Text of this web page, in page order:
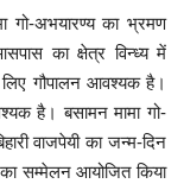
गो-अभयारण्य का भ्रमण
का क्षेत्र विन्ध्य में
गौपालन आवश्यक है।
है। बसामन मामा गो-
वाजपेयी का जन्म-दिन
सम्मेलन आयोजित किया